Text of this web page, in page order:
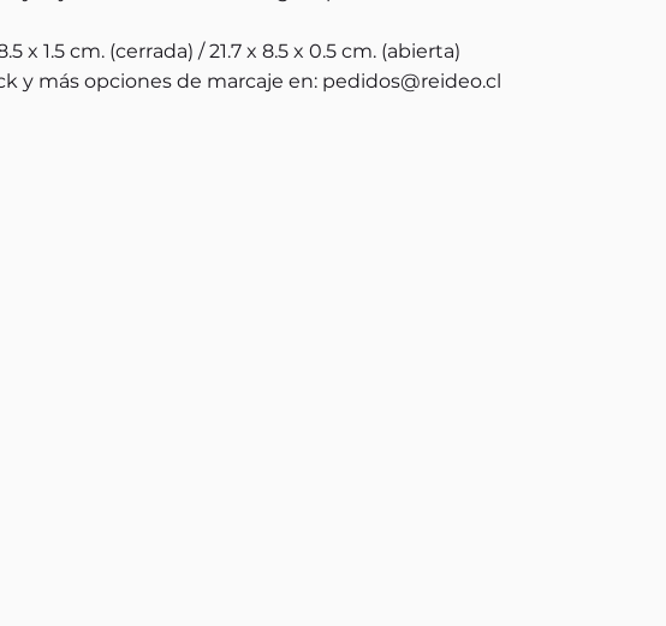
x 1.5 cm. (cerrada) / 21.7 x 8.5 x 0.5 cm. (abierta)
y más opciones de marcaje en: pedidos@reideo.cl